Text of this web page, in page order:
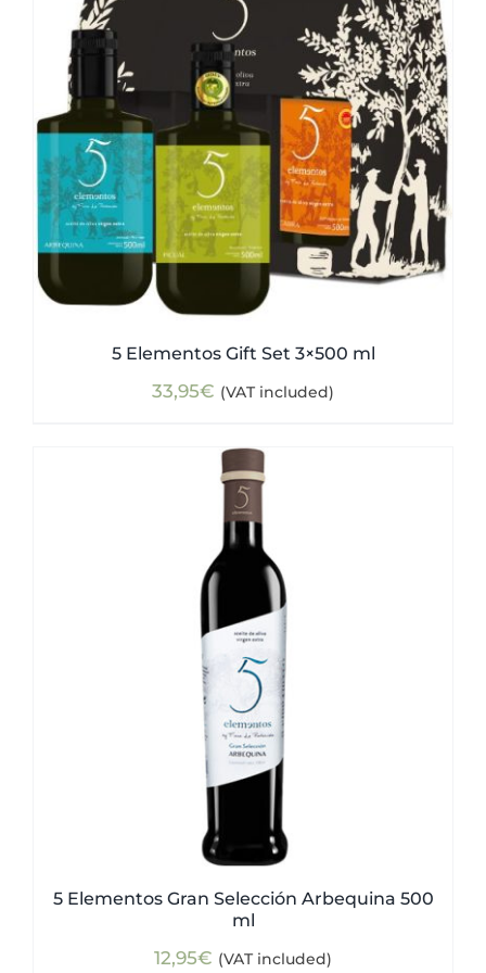
5 Elementos Gift Set 3×500 ml
33,95€ (VAT included)
5 Elementos Gran Selección Arbequina 500
ml
12,95€ (VAT included)